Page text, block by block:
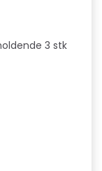
3 stk